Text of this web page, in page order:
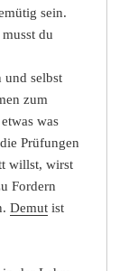
sein.
du
und selbst
zum
was
Prüfungen
willst, wirst
Fordern
Demut ist